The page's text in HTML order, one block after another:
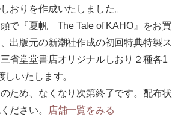
おりを作成いたしました。
で『夏帆 The Tale of KAHO』をお買
出版元の新潮社作成の初回特典特製ス
省堂堂書店オリジナルしおり２種各1
いたします。
ため、なくなり次第終了です。配布状
ださい。
店舗一覧をみる